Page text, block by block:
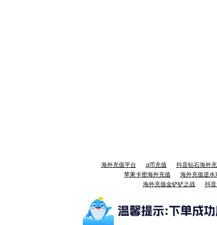
海外充值平台 q币充值
抖音钻石海外
苹果卡密海外充值
海外充值逆水
海外充值金铲铲之战
抖